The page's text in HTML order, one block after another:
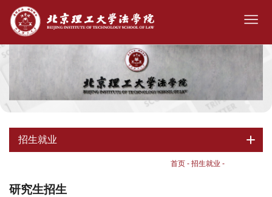
招生就业
首页 - 招生就业 -
研究生招生